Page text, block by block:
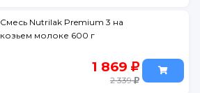
Смесь Nutrilak Premium 3 на
козьем молоке 600 г
1 869
2 339